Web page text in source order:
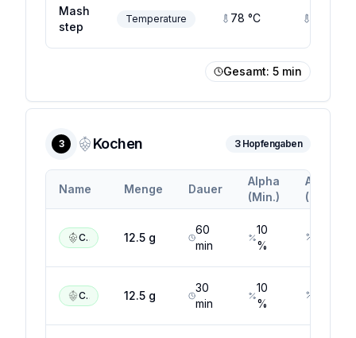
Mash
step
Temperature 78 °C
Gesamt: 5 min
3 Kochen 3Hopfengaben
Name Menge Dauer
Alpha
(Min.)
Alpha
(Max.)
Citra 12.5 g
60
min
10
%
Citra 12.5 g
30
min
10
%